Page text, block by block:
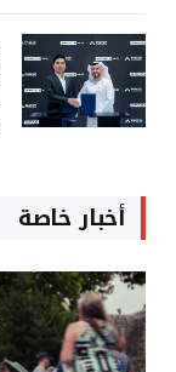
أخبار خاصة